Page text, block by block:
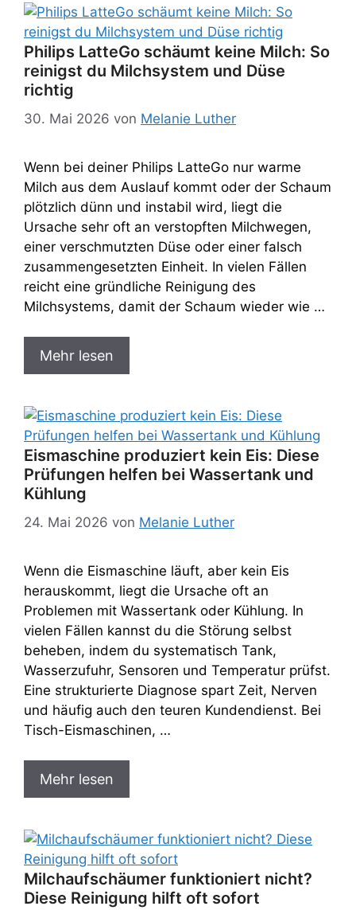
Philips LatteGo schäumt keine Milch: So
reinigst du Milchsystem und Düse
richtig
30. Mai 2026 von Melanie Luther
Wenn bei deiner Philips LatteGo nur warme
Milch aus dem Auslauf kommt oder der Schaum
plötzlich dünn und instabil wird, liegt die
Ursache sehr oft an verstopften Milchwegen,
einer verschmutzten Düse oder einer falsch
zusammengesetzten Einheit. In vielen Fällen
reicht eine gründliche Reinigung des
Milchsystems, damit der Schaum wieder wie …
Mehr lesen
Eismaschine produziert kein Eis: Diese
Prüfungen helfen bei Wassertank und
Kühlung
24. Mai 2026 von Melanie Luther
Wenn die Eismaschine läuft, aber kein Eis
herauskommt, liegt die Ursache oft an
Problemen mit Wassertank oder Kühlung. In
vielen Fällen kannst du die Störung selbst
beheben, indem du systematisch Tank,
Wasserzufuhr, Sensoren und Temperatur prüfst.
Eine strukturierte Diagnose spart Zeit, Nerven
und häufig auch den teuren Kundendienst. Bei
Tisch-Eismaschinen, …
Mehr lesen
Milchaufschäumer funktioniert nicht?
Diese Reinigung hilft oft sofort